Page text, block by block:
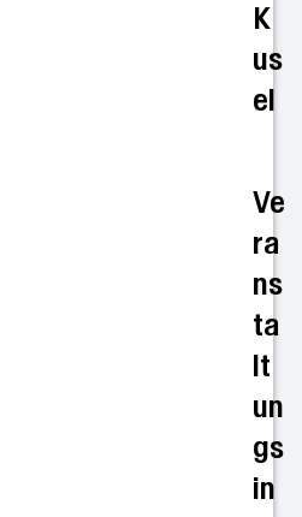
K
us
el
Ve
ra
ns
ta
lt
un
gs
in